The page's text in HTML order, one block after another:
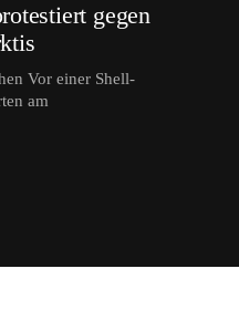
gegen
Vor einer Shell-
am